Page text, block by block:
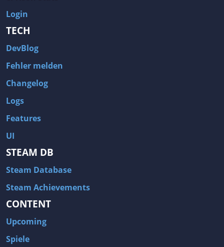
Login
TECH
DevBlog
Fehler melden
Changelog
Logs
Features
UI
STEAM DB
Steam Database
Steam Achievements
CONTENT
Upcoming
Spiele